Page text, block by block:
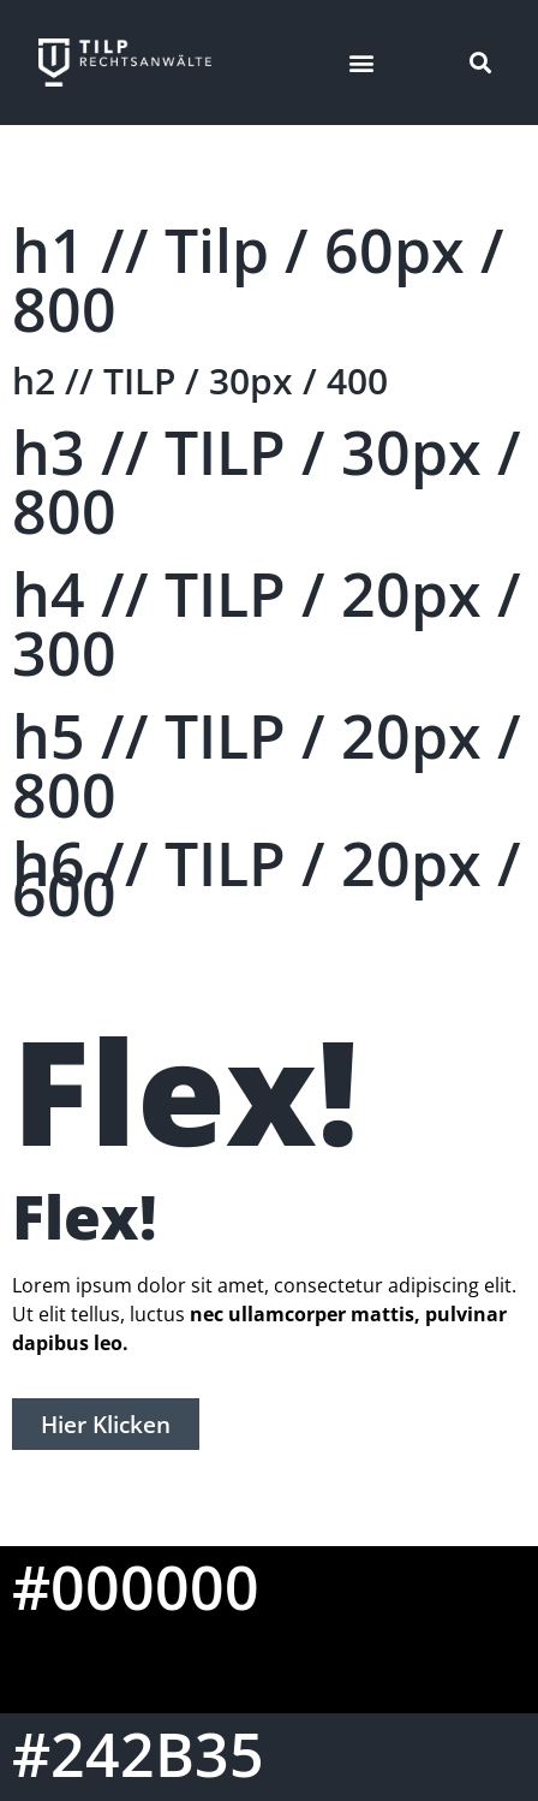
h1 // Tilp / 60px /
800
h2 // TILP / 30px / 400
h3 // TILP / 30px /
800
h4 // TILP / 20px /
300
h5 // TILP / 20px /
800
h6 // TILP / 20px /
600
Flex!
Flex!
Lorem ipsum dolor sit amet, consectetur adipiscing elit.
Ut elit tellus, luctus nec ullamcorper mattis, pulvinar
dapibus leo.
Hier Klicken
#000000
#242B35